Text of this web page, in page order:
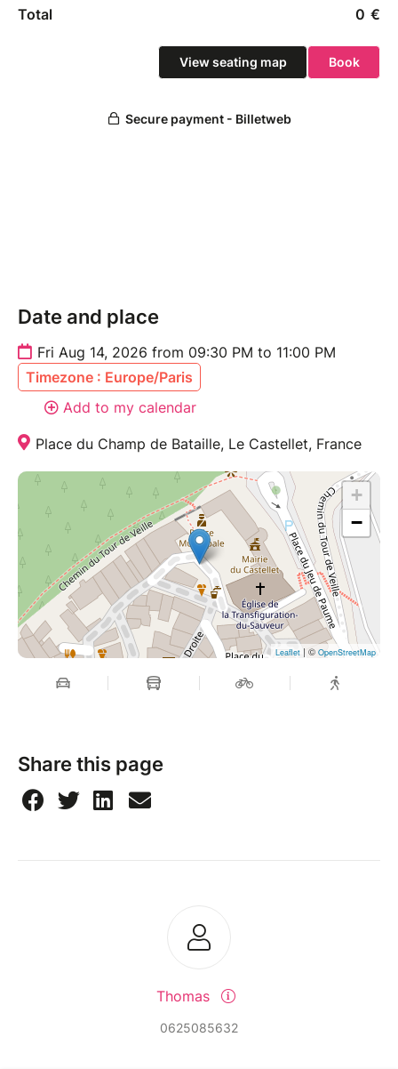
Date and place
Fri Aug 14, 2026 from 09:30 PM to 11:00 PM
Timezone : Europe/Paris
Add to my calendar
Place du Champ de Bataille, Le Castellet, France
+
−
Leaflet | © OpenStreetMap
Share this page
Thomas
0625085632